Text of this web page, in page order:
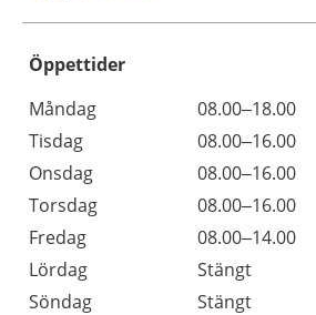
Öppettider
Dag
Öppettider
Kommentarer
Måndag
08.00–18.00
Tisdag
08.00–16.00
Onsdag
08.00–16.00
Torsdag
08.00–16.00
Fredag
08.00–14.00
Lördag
Stängt
Söndag
Stängt